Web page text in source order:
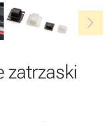
chevron_right
zatrzaski